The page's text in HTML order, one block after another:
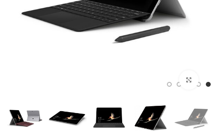
بزرگنمایی تصویر